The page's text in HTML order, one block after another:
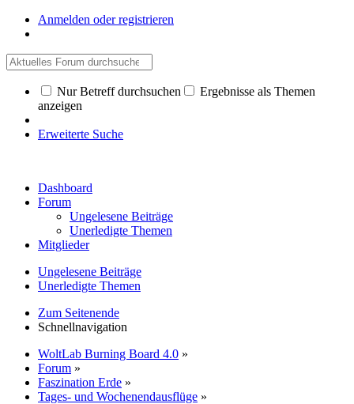
Anmelden oder registrieren
Nur Betreff durchsuchen
Ergebnisse als Themen
anzeigen
Erweiterte Suche
Dashboard
Forum
Ungelesene Beiträge
Unerledigte Themen
Mitglieder
Ungelesene Beiträge
Unerledigte Themen
Zum Seitenende
Schnellnavigation
WoltLab Burning Board 4.0 »
Forum »
Faszination Erde »
Tages- und Wochenendausflüge »